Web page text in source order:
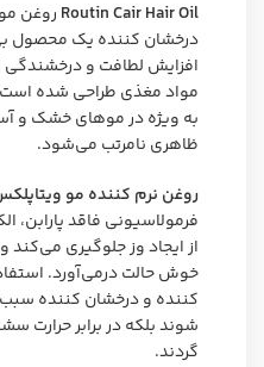
Routin Cair Hair Oil روغن
درخشان کننده یک محصول
افزایش لطافت و
مواد مغذی طراحی شده
به ویژه در موهای خشک و
ظاهری نامرتب می‌شود.
روغن نرم کننده مو
فرمولاسیونی فاقد پارابن،
از ایجاد وز جلوگیری می‌کند
خوش حالت درمی‌آورد.
کننده و درخشان کننده
شوند بلکه در برابر حرارت
گردند.